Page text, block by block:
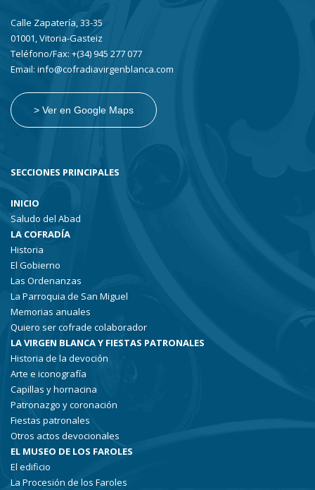
Calle Zapatería, 33-35
01001, Vitoria-Gasteiz
Teléfono/Fax: +(34) 945 277 077
Email: info@cofradiavirgenblanca.com
> Ver en Google Maps
SECCIONES PRINCIPALES
INICIO
Saludo del Abad
LA COFRADÍA
Historia
El Gobierno
Las Ordenanzas
La Parroquia de San Miguel
Memorias anuales
Quiero ser cofrade colaborador
LA VIRGEN BLANCA Y FIESTAS PATRONALES
Historia de la devoción
Arte e iconografía
Capillas y hornacina
Patronazgo y coronación
Fiestas patronales
Otros actos devocionales
EL MUSEO DE LOS FAROLES
El edificio
La Procesión de los Faroles